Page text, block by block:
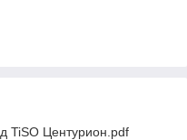
TiSO Центурион.pdf